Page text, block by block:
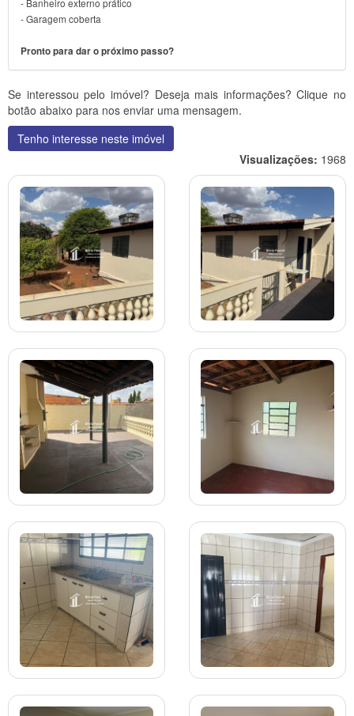
- Banheiro externo prático
- Garagem coberta
Pronto para dar o próximo passo?
Se interessou pelo imóvel? Deseja mais informações? Clique no
botão abaixo para nos enviar uma mensagem.
Tenho interesse neste imóvel
Visualizações: 1968